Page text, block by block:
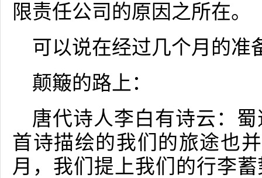
限责任公司的原因之所在。
可以说在经过几个月的准
颠簸的路上：
唐代诗人李白有诗云：
首诗描绘的我们的旅途也
月，我们提上我们的行李